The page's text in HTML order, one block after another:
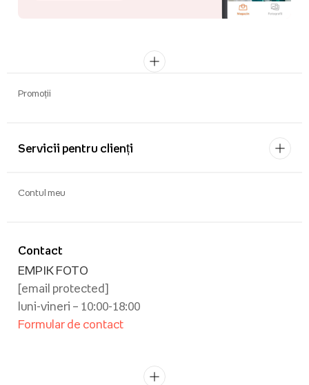
Promoții
Servicii pentru clienți
Contact
EMPIK FOTO
[email protected]
luni-vineri – 10:00-18:00
Formular de contact
Contul meu